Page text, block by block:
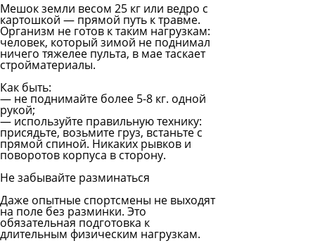
Мешок земли весом 25 кг или ведро с
картошкой — прямой путь к травме.
Организм не готов к таким нагрузкам:
человек, который зимой не поднимал
ничего тяжелее пульта, в мае таскает
стройматериалы.
Как быть:
— не поднимайте более 5-8 кг. одной
рукой;
— используйте правильную технику:
присядьте, возьмите груз, встаньте с
прямой спиной. Никаких рывков и
поворотов корпуса в сторону.
Не забывайте разминаться
Даже опытные спортсмены не выходят
на поле без разминки. Это
обязательная подготовка к
длительным физическим нагрузкам.